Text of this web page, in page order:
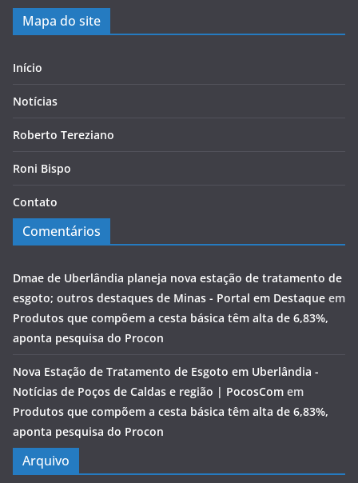
Mapa do site
Início
Notícias
Roberto Tereziano
Roni Bispo
Contato
Comentários
Dmae de Uberlândia planeja nova estação de tratamento de
esgoto; outros destaques de Minas - Portal em Destaque em
Produtos que compõem a cesta básica têm alta de 6,83%,
aponta pesquisa do Procon
Nova Estação de Tratamento de Esgoto em Uberlândia -
Notícias de Poços de Caldas e região | PocosCom em
Produtos que compõem a cesta básica têm alta de 6,83%,
aponta pesquisa do Procon
Arquivo